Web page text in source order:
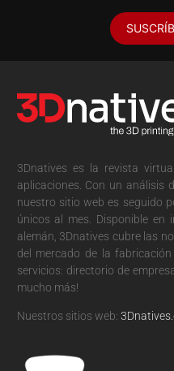
3Dnatives es la revista
aplicaciones. Con un análisis
nuestro sitio web es seguido
únicos al mes. Disponible en
alemán, 3Dnatives cubre las
del mercado de la
servicios: directorio de
mucho más!
Nuestros sitios web: